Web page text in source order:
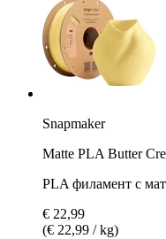
Snapmaker
Matte PLA Butter
PLA филамент с
€ 22,99
(€ 22,99 / kg)